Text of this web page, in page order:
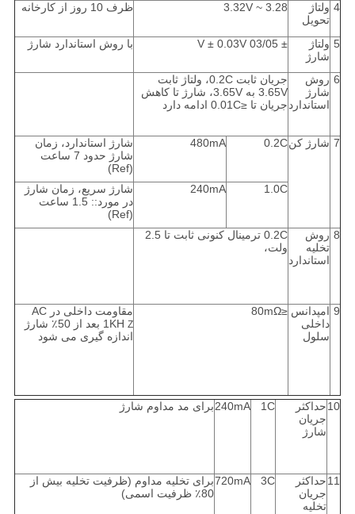
4 ولتاژ
تحویل
3.28 ~ 3.32V ظرف 10 روز از کارخانه
5 ولتاژ
شارژ
± 03/05 V ± 0.03V با روش استاندارد شارژ
6 روش
شارژ
استاندارد
جریان ثابت 0.2C، ولتاژ ثابت
3.65V به 3.65V، شارژ تا کاهش
جریان تا ≤0.01C ادامه دارد
7 شارژ کن0.2C
480mA
شارژ استاندارد، زمان
شارژ حدود 7 ساعت
(Ref)
1.0C
240mA
شارژ سریع، زمان شارژ
در مورد:: 1.5 ساعت
(Ref)
8 روش
تخلیه
استاندارد
0.2C ترمینال کنونی ثابت تا 2.5
ولت،
9 امپدانس
داخلی
سلول
≤80mΩ
مقاومت داخلی در AC
1KHZ
بعد از 50٪ شارژ
اندازه گیری می شود
10حداکثر
جریان
شارژ
1C
240mAبرای مد مداوم شارژ
11حداکثر
جریان
تخلیه
3C
720mAبرای تخلیه مداوم (ظرفیت تخلیه بیش از
80٪ ظرفیت اسمی)